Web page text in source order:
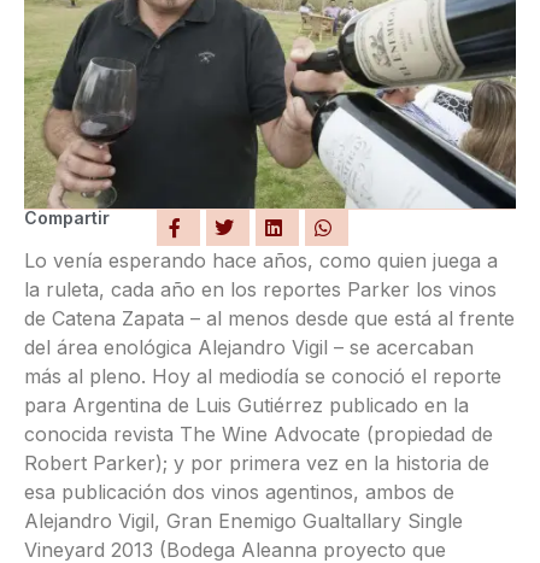
Compartir
Lo venía esperando hace años, como quien juega a
la ruleta, cada año en los reportes Parker los vinos
de Catena Zapata – al menos desde que está al frente
del área enológica Alejandro Vigil – se acercaban
más al pleno. Hoy al mediodía se conoció el reporte
para Argentina de Luis Gutiérrez publicado en la
conocida revista The Wine Advocate (propiedad de
Robert Parker); y por primera vez en la historia de
esa publicación dos vinos agentinos, ambos de
Alejandro Vigil, Gran Enemigo Gualtallary Single
Vineyard 2013 (Bodega Aleanna proyecto que